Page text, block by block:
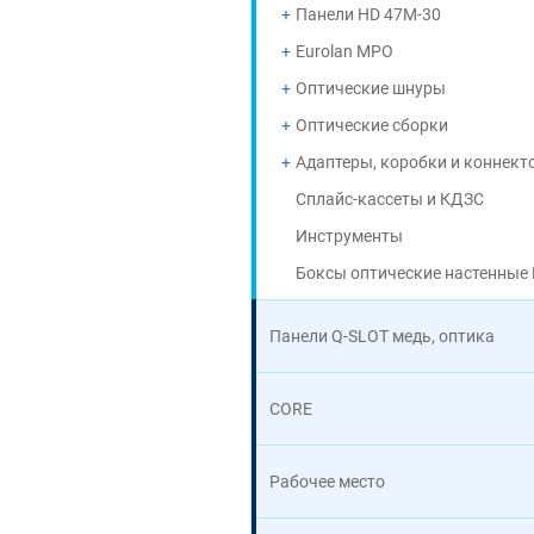
Панели HD 47M-30
Eurolan MPO
Оптические шнуры
Оптические сборки
Адаптеры, коробки и
Сплайс-кассеты и КДЗС
Инструменты
Боксы оптические настенные
Панели Q-SLOT медь, оптика
CORE
Рабочее место